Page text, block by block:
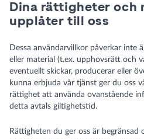
Dina rättigheter och
upplåter till oss
Dessa användarvillkor påverkar inte
eller material (t.ex. upphovsrätt och
eventuellt skickar, producerar eller
kunna erbjuda vår tjänst ger du oss
rättighet att använda ovanstående
detta avtals giltighetstid.
Rättigheten du ger oss är begränsad